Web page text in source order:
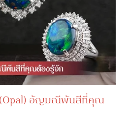
(Opal) อัญมณีพันสีที่คุณ